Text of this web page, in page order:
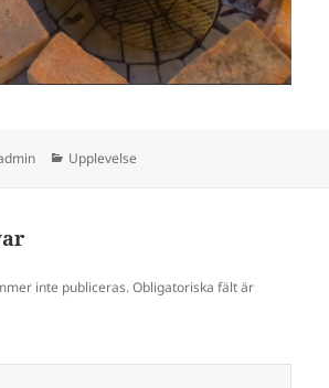
Kategorier
Upplevelse
inte publiceras. Obligatoriska fält är